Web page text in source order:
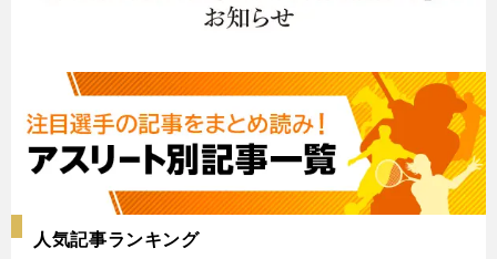
人気記事ランキング